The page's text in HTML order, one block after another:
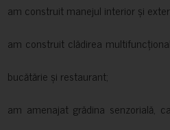
am construit manejul interior și
am construit clădirea
bucătărie și restaurant;
am amenajat grădina senzorială,